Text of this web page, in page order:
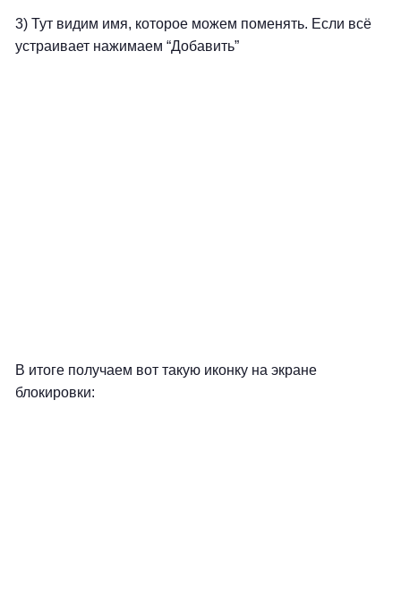
3) Тут видим имя, которое можем поменять. Если всё
устраивает нажимаем “Добавить”
В итоге получаем вот такую иконку на экране
блокировки: